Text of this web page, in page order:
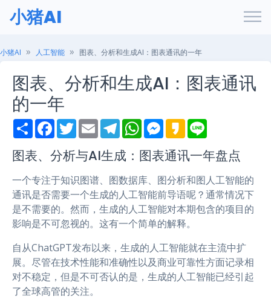
小猪AI
小猪AI 人工智能 图表、分析和生成AI：图表通讯的一年
图表、分析和生成AI：图表通讯
的一年
S
h
r
e
F
a
e
b
o
k
T
w
t
t
r
E
m
i
l
T
e
e
g
a
m
W
h
t
s
A
p
p
M
e
s
e
g
e
r
K
a
a
o
e
图表、分析与AI生成：图表通讯一年盘点
一个专注于知识图谱、图数据库、图分析和图人工智能的
通讯是否需要一个生成的人工智能前导语呢？通常情况下
是不需要的。然而，生成的人工智能对本期包含的项目的
影响是不可忽视的。这有一个简单的解释。
自从ChatGPT发布以来，生成的人工智能就在主流中扩
展。尽管在技术性能和准确性以及商业可靠性方面记录相
对不稳定，但是不可否认的是，生成的人工智能已经引起
了全球高管的关注。